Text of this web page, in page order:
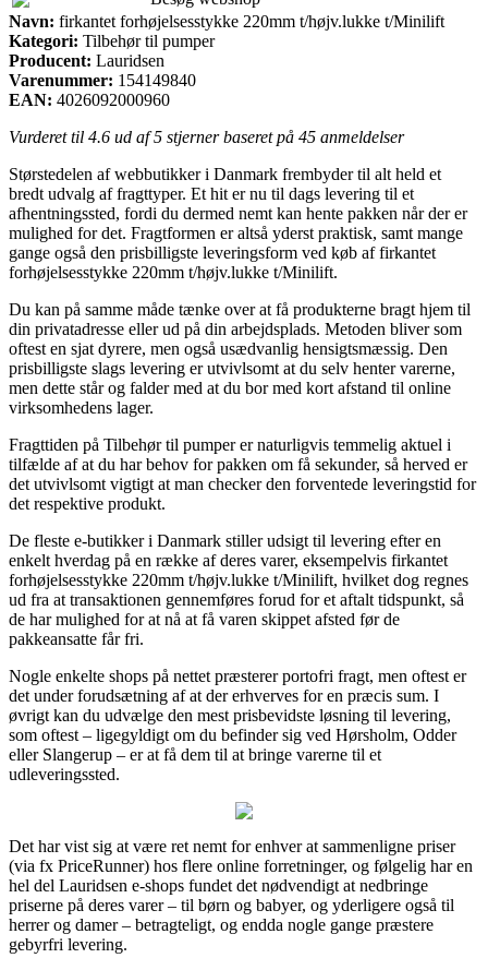
Navn: firkantet forhøjelsesstykke 220mm t/højv.lukke t/Minilift
Kategori: Tilbehør til pumper
Producent: Lauridsen
Varenummer: 154149840
EAN: 4026092000960
Vurderet til 4.6 ud af 5 stjerner baseret på 45 anmeldelser
Størstedelen af webbutikker i Danmark frembyder til alt held et
bredt udvalg af fragttyper. Et hit er nu til dags levering til et
afhentningssted, fordi du dermed nemt kan hente pakken når der er
mulighed for det. Fragtformen er altså yderst praktisk, samt mange
gange også den prisbilligste leveringsform ved køb af firkantet
forhøjelsesstykke 220mm t/højv.lukke t/Minilift.
Du kan på samme måde tænke over at få produkterne bragt hjem til
din privatadresse eller ud på din arbejdsplads. Metoden bliver som
oftest en sjat dyrere, men også usædvanlig hensigtsmæssig. Den
prisbilligste slags levering er utvivlsomt at du selv henter varerne,
men dette står og falder med at du bor med kort afstand til online
virksomhedens lager.
Fragttiden på Tilbehør til pumper er naturligvis temmelig aktuel i
tilfælde af at du har behov for pakken om få sekunder, så herved er
det utvivlsomt vigtigt at man checker den forventede leveringstid for
det respektive produkt.
De fleste e-butikker i Danmark stiller udsigt til levering efter en
enkelt hverdag på en række af deres varer, eksempelvis firkantet
forhøjelsesstykke 220mm t/højv.lukke t/Minilift, hvilket dog regnes
ud fra at transaktionen gennemføres forud for et aftalt tidspunkt, så
de har mulighed for at nå at få varen skippet afsted før de
pakkeansatte får fri.
Nogle enkelte shops på nettet præsterer portofri fragt, men oftest er
det under forudsætning af at der erhverves for en præcis sum. I
øvrigt kan du udvælge den mest prisbevidste løsning til levering,
som oftest – ligegyldigt om du befinder sig ved Hørsholm, Odder
eller Slangerup – er at få dem til at bringe varerne til et
udleveringssted.
Det har vist sig at være ret nemt for enhver at sammenligne priser
(via fx PriceRunner) hos flere online forretninger, og følgelig har en
hel del Lauridsen e-shops fundet det nødvendigt at nedbringe
priserne på deres varer – til børn og babyer, og yderligere også til
herrer og damer – betragteligt, og endda nogle gange præstere
gebyrfri levering.